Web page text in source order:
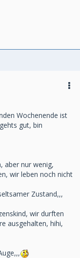
Wochenende ist
gut, bin
aber nur wenig,
wir leben noch nicht
Zustand,,,
wir durften
ausgehalten, hihi,